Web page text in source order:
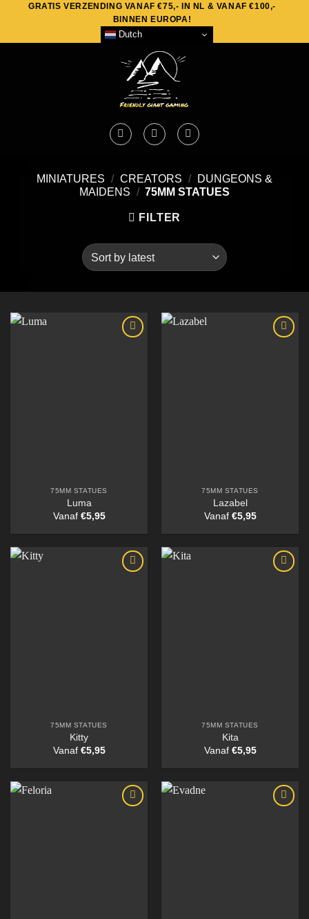
content
GRATIS VERZENDING VANAF €75,- IN NL & VANAF €100,-
BINNEN EUROPA!
Dutch
MINIATURES / CREATORS /
DUNGEONS &
MAIDENS / 75MM STATUES
FILTER
75MM STATUES
Luma
Vanaf €5,95
75MM STATUES
Lazabel
Vanaf €5,95
75MM STATUES
Kitty
Vanaf €5,95
75MM STATUES
Kita
Vanaf €5,95